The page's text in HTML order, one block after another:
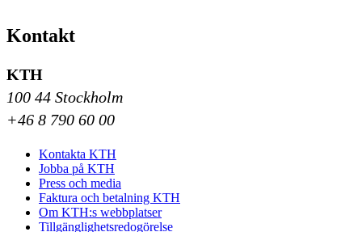
Kontakt
KTH
100 44 Stockholm
+46 8 790 60 00
Kontakta KTH
Jobba på KTH
Press och media
Faktura och betalning KTH
Om KTH:s webbplatser
Tillgänglighetsredogörelse